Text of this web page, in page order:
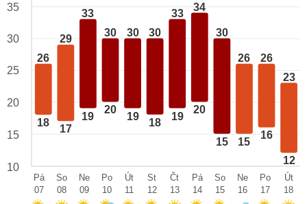
26
18
29
17
33
19
30
20
30
19
30
18
33
19
34
20
30
15
26
15
26
16
23
12
35
30
25
20
15
10
Pá
07
So
08
Ne
09
Po
10
Út
11
St
12
Čt
13
Pá
14
So
15
Ne
16
Po
17
Út
18